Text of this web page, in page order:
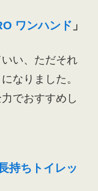
ワンハンド 」
い、ただそれ
なりました。
でおすすめし
持ちトイレッ